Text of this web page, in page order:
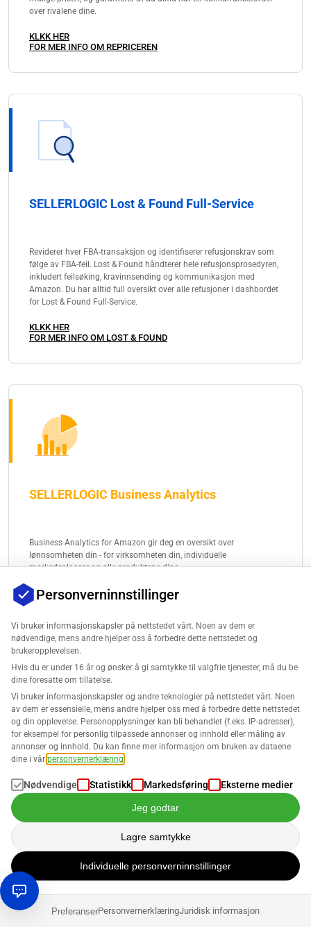
over rivalene dine.
KLKK HER
FOR MER INFO OM REPRICEREN
SELLERLOGIC Lost & Found Full-Service
Reviderer hver FBA-transaksjon og identifiserer refusjonskrav som
følge av FBA-feil. Lost & Found håndterer hele refusjonsprosedyren,
inkludert feilsøking, kravinnsending og kommunikasjon med
Amazon. Du har alltid full oversikt over alle refusjoner i dashbordet
for Lost & Found Full-Service.
KLKK HER
FOR MER INFO OM LOST & FOUND
SELLERLOGIC Business Analytics
Business Analytics for Amazon gir deg en oversikt over
lønnsomheten din - for virksomheten din, individuelle
markedsplasser og alle produktene dine.
KLKK HER
FOR MER INFO OM BUSINESS ANALYTICS
Relaterte innlegg
Salg på Amazon
Amazon-salgsgebyrene: Hvor dyrt er det å
handle på markedsplassen
Robin Bals
Selge produkter på Amazon: Hvordan plassere
tilbudene dine vellykket på markedet
Robin Bals
Personverninnstillinger
Vi bruker informasjonskapsler på nettstedet vårt. Noen av dem er
nødvendige, mens andre hjelper oss å forbedre dette nettstedet og
brukeropplevelsen.
Hvis du er under 16 år og ønsker å gi samtykke til valgfrie tjenester, må du be
dine foresatte om tillatelse.
Vi bruker informasjonskapsler og andre teknologier på nettstedet vårt. Noen
av dem er essensielle, mens andre hjelper oss med å forbedre dette nettstedet
og din opplevelse. Personopplysninger kan bli behandlet (f.eks. IP-adresser),
for eksempel for personlig tilpassede annonser og innhold eller måling av
annonser og innhold. Du kan finne mer informasjon om bruken av dataene
dine i vår personvernerklæring
Nødvendige Statistikk Markedsføring Eksterne medier
Jeg godtar
Lagre samtykke
Individuelle personverninnstillinger
PreferanserPersonvernerklæringJuridisk informasjon